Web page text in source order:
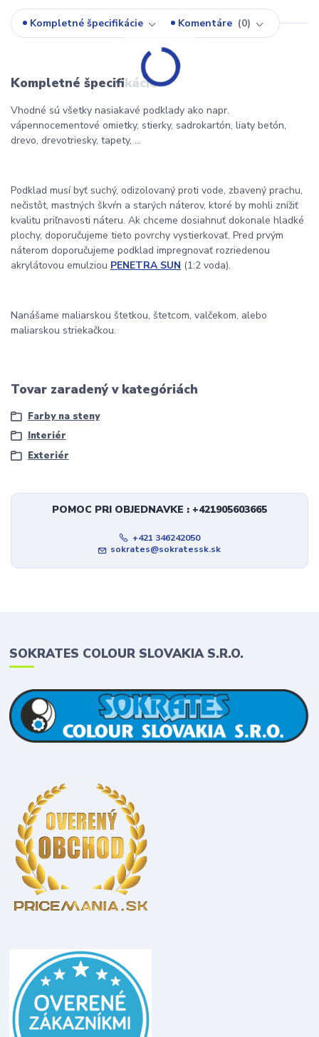
Kompletné špecifikácie Komentáre 0
Kompletné špecifikácie
Vhodné sú všetky nasiakavé podklady ako napr.
vápennocementové omietky, stierky, sadrokartón, liaty betón,
drevo, drevotriesky, tapety, ...
Podklad musí byť suchý, odizolovaný proti vode, zbavený prachu,
nečistôt, mastných škvŕn a starých náterov, ktoré by mohli znížiť
kvalitu priľnavosti náteru. Ak chceme dosiahnuť dokonale hladké
plochy, doporučujeme tieto povrchy vystierkovať. Pred prvým
náterom doporučujeme podklad impregnovať rozriedenou
akrylátovou emulziou PENETRA SUN (1:2 voda).
Nanášame maliarskou štetkou, štetcom, valčekom, alebo
maliarskou striekačkou.
Tovar zaradený v kategóriách
Farby na steny
Interiér
Exteriér
POMOC PRI OBJEDNAVKE : +421905603665
+421 346242050
sokrates@sokratessk.sk
SOKRATES COLOUR SLOVAKIA S.R.O.